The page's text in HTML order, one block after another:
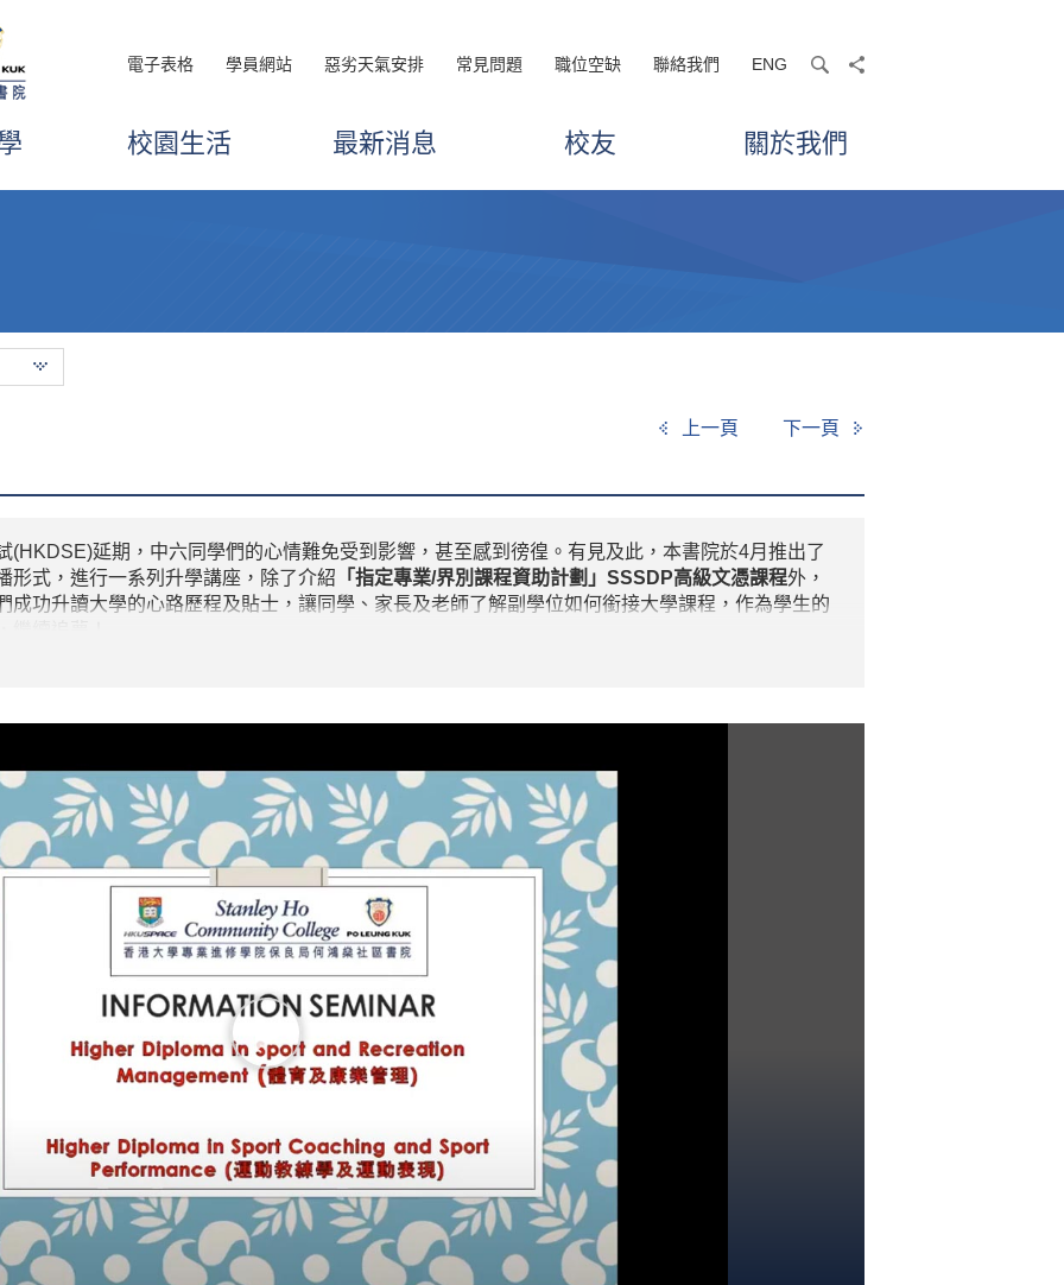
電子表格 學員網站 惡劣天氣安排 常見問題 職位空缺 聯絡我們 ENG searchshare
校園生活 最新消息 校友 關於我們
上一頁 下一頁
(HKDSE)延期，中六同學們的心情難免受到影響，甚至感到徬徨。有見及此，本書院於4月推出了
形式，進行一系列升學講座，除了介紹 「指定專業/界別課程資助計劃」 SSSDP高級文憑課程外，
成功升讀大學的心路歷程及貼士，讓同學、家長及老師了解副學位如何銜接大學課程，作為學生的